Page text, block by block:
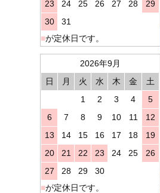
23
24 25 26 27 28
29
30
31
■が定休日です。
2026年9月
日
月 火 水 木 金
土
1
2 3 4
5
6
7 8 9 10 11
12
13
14 15 16 17 18
19
20
21 22 23 24 25
26
27
28 29
30
■が定休日です。